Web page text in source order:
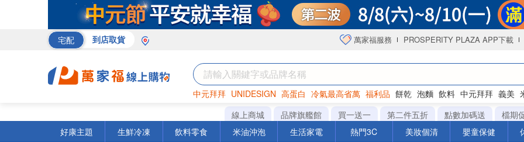
宅配 到店取貨 萬家福服務 PROSPERITY PLAZA APP下載
中元拜拜 UNIDESIGN 高蛋白 冷氣最高省萬 福利品 餅乾 泡麵 飲料 中元拜拜 義美
罐頭 咖啡 海苔
線上商城 品牌旗艦館 買一送一 第二件五折 點數加碼送 檔期
好康主題
生鮮冷凍 飲料零食 米油沖泡 生活家電 熱門3C 美妝個清 嬰童保健